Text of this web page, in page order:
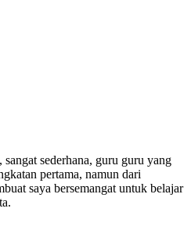
sederhana, guru guru yang
pertama, namun dari
saya bersemangat untuk belajar